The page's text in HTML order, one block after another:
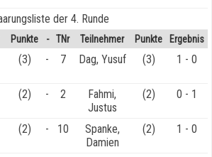
der 4. Runde
Punkte - TNr Teilnehmer Punkte Ergebnis
(3) - 7 Dag, Yusuf (3) 1 - 0
(2) - 2
Fahmi,
Justus
(2) 0 - 1
(2) - 10
Spanke,
Damien
(2) 1 - 0